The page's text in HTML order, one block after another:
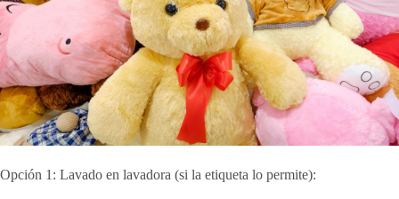
Opción 1: Lavado en lavadora (si la etiqueta lo permite):